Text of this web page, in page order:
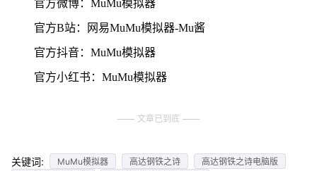
官方微博：MuMu模拟器
官方B站：网易MuMu模拟器-Mu酱
官方抖音：MuMu模拟器
官方小红书：MuMu模拟器
文章已到底
关键词: MuMu模拟器 高达钢铁之诗
高达钢铁之诗电脑版